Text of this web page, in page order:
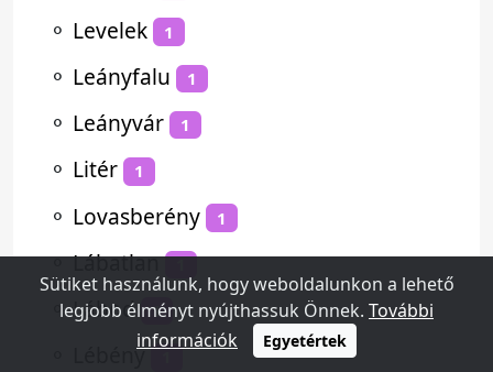
⚬ Levelek 1
⚬ Leányfalu 1
⚬ Leányvár 1
⚬ Litér 1
⚬ Lovasberény 1
⚬Lábatlan 1
⚬Lábod 1
Lébény
Sütiket használunk, hogy weboldalunkon a lehető
legjobb élményt nyújthassuk Önnek. További
információk
Egyetértek